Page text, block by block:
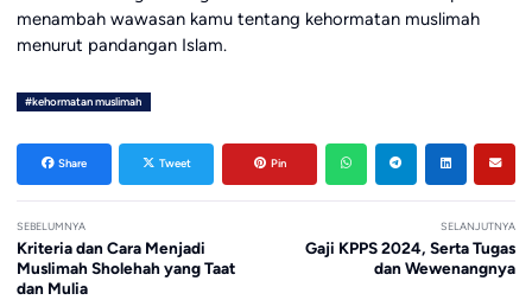
menambah wawasan kamu tentang kehormatan muslimah
menurut pandangan Islam.
#kehormatan muslimah
Share Tweet Pin
SEBELUMNYA
Kriteria dan Cara Menjadi
Muslimah Sholehah yang Taat
dan Mulia
SELANJUTNYA
Gaji KPPS 2024, Serta Tugas
dan Wewenangnya